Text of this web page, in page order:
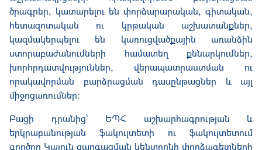
ծրագրեր, կատարելու են փորձարարական, գիտական,
հետազոտական ու կրթական աշխատանքներ,
կազմակերպելու են կառուցվածքային առանձին
ստորաբաժանումների համատեղ քննարկումներ,
խորհրդատվություններ, վերապատրաստման ու
որակավորման բարձրացման դասընթացներ և
այլ
միջոցառումներ։
Բացի դրանից՝ ԵՊՀ աշխարհագրության և
երկրաբանության ֆակուլտետի ու ֆակուլտետում
գործող Կայուն զարգացման կենտրոնի փորձագետների